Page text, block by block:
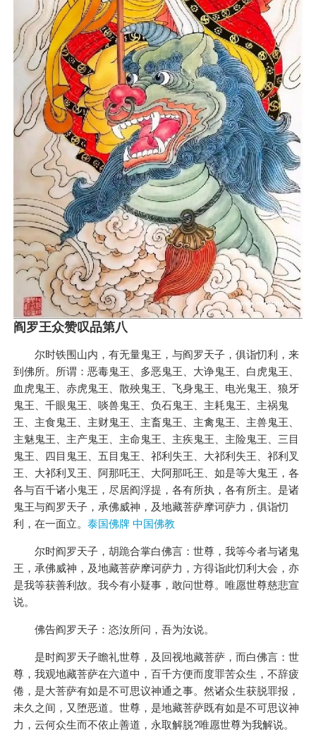
阎罗王众赞叹品第八
尔时铁围山内，有无量鬼王，与阎罗天子，俱诣忉利，来
到佛所。所谓：恶毒鬼王、多恶鬼王、大诤鬼王、白虎鬼王、
血虎鬼王、赤虎鬼王、散殃鬼王、飞身鬼王、电光鬼王、狼牙
鬼王、千眼鬼王、啖兽鬼王、负石鬼王、主耗鬼王、主祸鬼
王、主食鬼王、主财鬼王、主畜鬼王、主禽鬼王、主兽鬼王、
主魅鬼王、主产鬼王、主命鬼王、主疾鬼王、主险鬼王、三目
鬼王、四目鬼王、五目鬼王、祁利失王、大祁利失王、祁利叉
王、大祁利叉王、阿那吒王、大阿那吒王、如是等大鬼王，各
各与百千诸小鬼王，尽居阎浮提，各有所执，各有所主。是诸
鬼王与阎罗天子，承佛威神，及地藏菩萨摩诃萨力，俱诣忉
利，在一面立。 泰国佛牌 中国佛教
尔时阎罗天子，胡跪合掌白佛言：世尊，我等今者与诸鬼
王，承佛威神，及地藏菩萨摩诃萨力，方得诣此忉利大会，亦
是我等获善利故。我今有小疑事，敢问世尊。唯愿世尊慈悲宣
说。
佛告阎罗天子：恣汝所问，吾为汝说。
是时阎罗天子瞻礼世尊，及回视地藏菩萨，而白佛言：世
尊，我观地藏菩萨在六道中，百千方便而度罪苦众生，不辞疲
倦，是大菩萨有如是不可思议神通之事。然诸众生获脱罪报，
未久之间，又堕恶道。世尊，是地藏菩萨既有如是不可思议神
力，云何众生而不依止善道，永取解脱?唯愿世尊为我解说。